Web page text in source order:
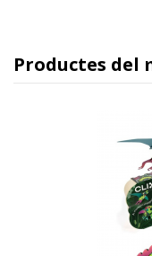
Productes